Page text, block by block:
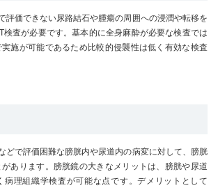
評価できない尿路結石や腫瘍の周囲への浸潤や転移を
検査が必要です。基本的に全身麻酔が必要な検査では
施が可能であるため比較的侵襲性は低く有効な検査
どで評価困難な膀胱内や尿道内の病変に対して、膀胱
あります。膀胱鏡の大きなメリットは、膀胱や尿道
病理組織学検査が可能な点です。デメリットとして